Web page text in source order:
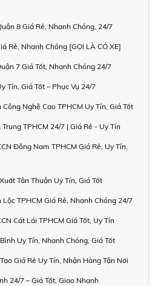
8 Giá Rẻ, Nhanh Chóng, 24/7
Rẻ, Nhanh Chóng [GỌI LÀ CÓ XE]
7 Giá Tốt, Nhanh Chóng 24/7
Tín, Giá Tốt – Phục Vụ 24/7
Nghệ Cao TPHCM Uy Tín, Giá Tốt
TPHCM 24/7 | Giá Rẻ - Uy Tín
Đông Nam TPHCM Giá Rẻ, Uy Tín,
Tân Thuận Uy Tín, Giá Tốt
TPHCM Giá Rẻ, Nhanh Chóng 24/7
Cát Lái TPHCM Giá Tốt, Uy Tín
Uy Tín, Nhanh Chóng, Giá Tốt
Giá Rẻ Uy Tín, Nhận Hàng Tận Nơi
24/7 – Giá Tốt, Giao Nhanh